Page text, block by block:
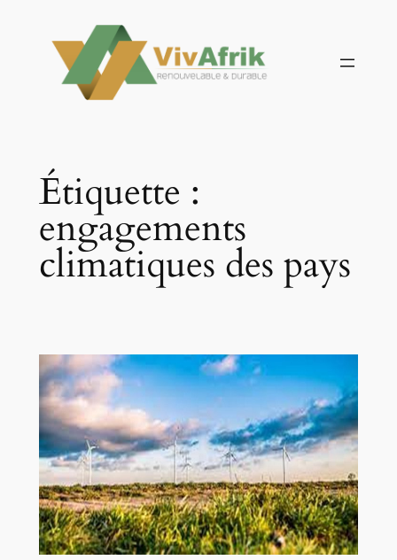
contenu
Étiquette :
engagements
climatiques des pays